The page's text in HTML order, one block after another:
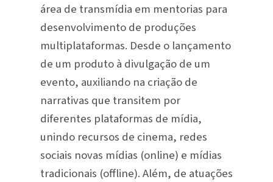
área de transmídia em mentorias para
desenvolvimento de produções
multiplataformas. Desde o lançamento
de um produto à divulgação de um
evento, auxiliando na criação de
narrativas que transitem por
diferentes plataformas de mídia,
unindo recursos de cinema, redes
sociais novas mídias (online) e mídias
tradicionais (offline). Além, de atuações